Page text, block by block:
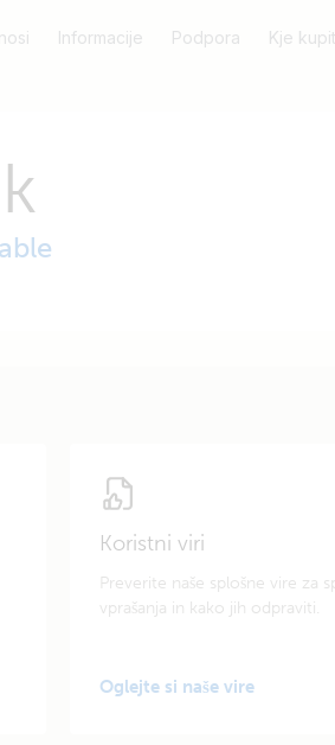
Informacije Podpora Kje
Koristni viri
Preverite naše splošne vire za
vprašanja in kako jih odpraviti.
Oglejte si naše vire